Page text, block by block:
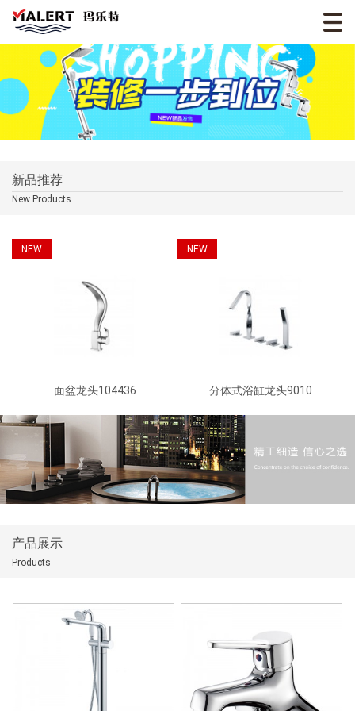
新品推荐
New Products
NEW
面盆龙头104436
NEW
分体式浴缸龙头9010
产品展示
Products